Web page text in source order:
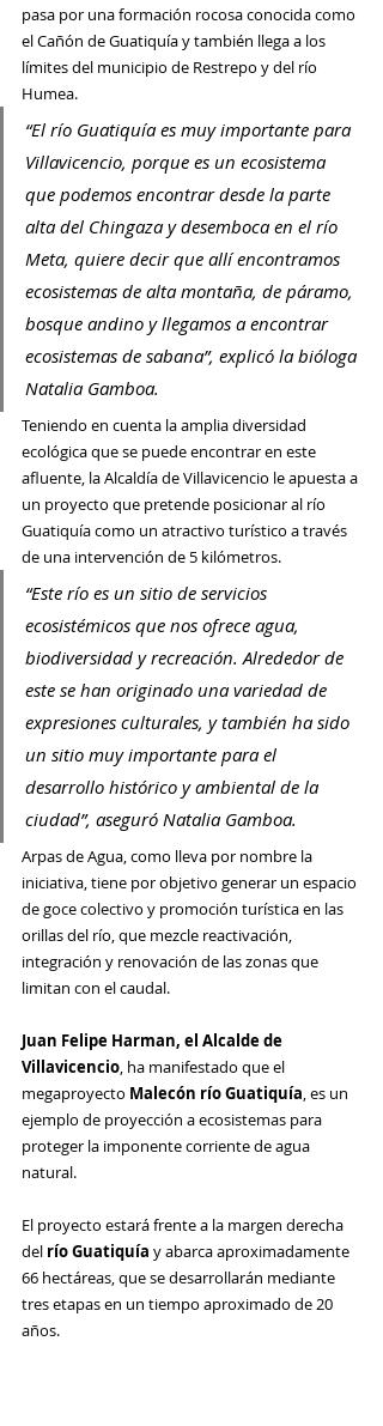
pasa por una formación rocosa conocida como
el Cañón de Guatiquía y también llega a los
límites del municipio de Restrepo y del río
Humea.
“El río Guatiquía es muy importante para
Villavicencio, porque es un ecosistema
que podemos encontrar desde la parte
alta del Chingaza y desemboca en el río
Meta, quiere decir que allí encontramos
ecosistemas de alta montaña, de páramo,
bosque andino y llegamos a encontrar
ecosistemas de sabana”, explicó la bióloga
Natalia Gamboa.
Teniendo en cuenta la amplia diversidad
ecológica que se puede encontrar en este
afluente, la Alcaldía de Villavicencio le apuesta a
un proyecto que pretende posicionar al río
Guatiquía como un atractivo turístico a través
de una intervención de 5 kilómetros.
“Este río es un sitio de servicios
ecosistémicos que nos ofrece agua,
biodiversidad y recreación. Alrededor de
este se han originado una variedad de
expresiones culturales, y también ha sido
un sitio muy importante para el
desarrollo histórico y ambiental de la
ciudad”, aseguró Natalia Gamboa.
Arpas de Agua, como lleva por nombre la
iniciativa, tiene por objetivo generar un espacio
de goce colectivo y promoción turística en las
orillas del río, que mezcle reactivación,
integración y renovación de las zonas que
limitan con el caudal.
Juan Felipe Harman, el Alcalde de
Villavicencio, ha manifestado que el
megaproyecto Malecón río Guatiquía, es un
ejemplo de proyección a ecosistemas para
proteger la imponente corriente de agua
natural.
El proyecto estará frente a la margen derecha
del río Guatiquía y abarca aproximadamente
66 hectáreas, que se desarrollarán mediante
tres etapas en un tiempo aproximado de 20
años.